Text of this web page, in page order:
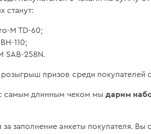
станут:
M TD-60;
110;
SAB-258N.
призов среди покупателей
самым длинным чеком мы дарим
за заполнение анкеты покупателя.